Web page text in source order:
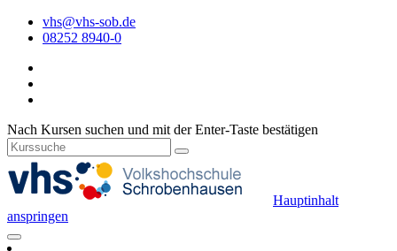
vhs@vhs-sob.de
08252 8940-0
Nach Kursen suchen und mit der Enter-Taste bestätigen
Hauptinhalt
anspringen